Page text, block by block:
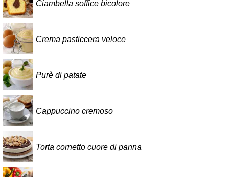
Ciambella soffice bicolore
Crema pasticcera veloce
Purè di patate
Cappuccino cremoso
Torta cornetto cuore di panna